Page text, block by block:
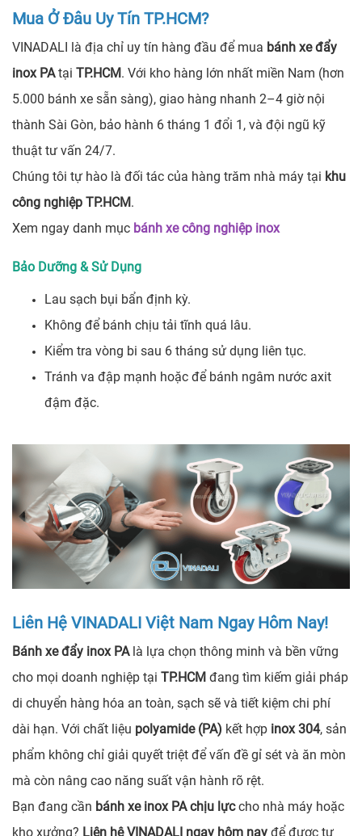
Mua Ở Đâu Uy Tín TP.HCM?
VINADALI là địa chỉ uy tín hàng đầu để mua bánh xe đẩy
inox PAtại TP.HCM. Với kho hàng lớn nhất miền Nam (hơn
5.000 bánh xe sẵn sàng), giao hàng nhanh 2–4 giờ nội
thành Sài Gòn, bảo hành 6 tháng 1 đổi 1, và đội ngũ kỹ
thuật tư vấn 24/7.
Chúng tôi tự hào là đối tác của hàng trăm nhà máy tại khu
công nghiệp TP.HCM.
Xem ngay danh mục bánh xe công nghiệp inox
Bảo Dưỡng & Sử Dụng
Lau sạch bụi bẩn định kỳ.
Không để bánh chịu tải tĩnh quá lâu.
Kiểm tra vòng bi sau 6 tháng sử dụng liên tục.
Tránh va đập mạnh hoặc để bánh ngâm nước axit
đậm đặc.
Liên Hệ VINADALI Việt Nam Ngay Hôm Nay!
Bánh xe đẩy inox PAlà lựa chọn thông minh và bền vững
cho mọi doanh nghiệp tại TP.HCM đang tìm kiếm giải pháp
di chuyển hàng hóa an toàn, sạch sẽ và tiết kiệm chi phí
dài hạn. Với chất liệu polyamide (PA) kết hợp inox 304, sản
phẩm không chỉ giải quyết triệt để vấn đề gỉ sét và ăn mòn
mà còn nâng cao năng suất vận hành rõ rệt.
Bạn đang cần bánh xe inox PA chịu lựccho nhà máy hoặc
kho xưởng? Liên hệ VINADALI ngay hôm nay để được tư